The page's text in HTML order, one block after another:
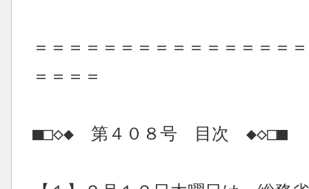
＝＝＝＝＝＝＝＝＝＝＝＝＝＝＝
＝＝＝＝
■□◇◆ 第４０８号 目次 ◆◇□■